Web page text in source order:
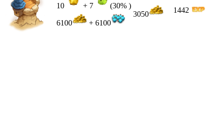
10 + 7 (30% )
6100 + 6100
3050 1442